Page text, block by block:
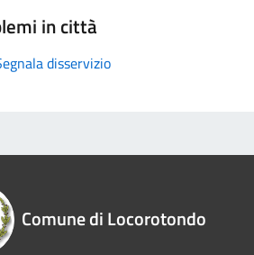
in città
disservizio
Comune di Locorotondo